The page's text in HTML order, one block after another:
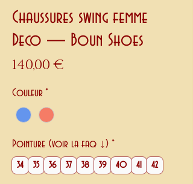
Chaussures swing femme
Deco — Boun Shoes
140,00 €
Couleur *
Pointure (voir la faq ↓) *
34 35 36 37 38 39 40 41 42